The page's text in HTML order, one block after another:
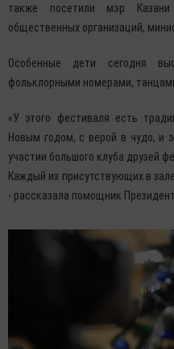
также посетили мэр
общественных организаций,
Особенные дети сегодня
фольклорными номерами,
«У этого фестиваля есть
Новым годом, с верой в чудо, и
участии большого клуба друзей
Каждый из присутствующих в
- рассказала помощник